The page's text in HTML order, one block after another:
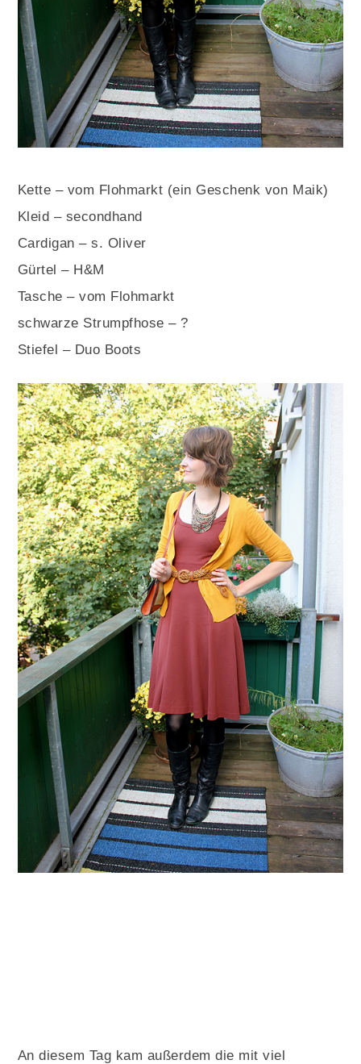
Kette – vom Flohmarkt (ein Geschenk von Maik)
Kleid – secondhand
Cardigan – s. Oliver
Gürtel – H&M
Tasche – vom Flohmarkt
schwarze Strumpfhose – ?
Stiefel – Duo Boots
An diesem Tag kam außerdem die mit viel